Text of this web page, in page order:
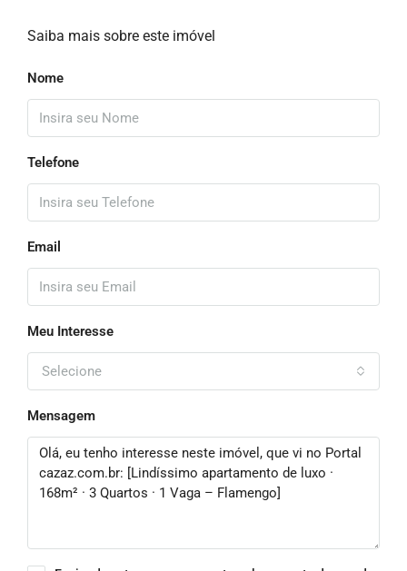
Saiba mais sobre este imóvel
Nome
Telefone
Email
Meu Interesse
Selecione
Mensagem